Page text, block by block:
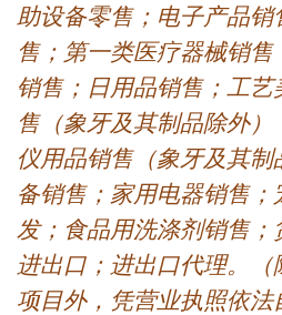
助设备零售；电子产品销
售；第一类医疗器械销
销售；日用品销售；工
售（象牙及其制品除外
仪用品销售（象牙及其
备销售；家用电器销售
发；食品用洗涤剂销售
进出口；进出口代理。
项目外，凭营业执照依法